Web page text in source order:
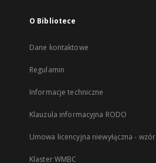
O Bibliotece
Dane kontaktowe
Regulamin
Informacje techniczne
Klauzula informacyjna RODO
Umowa licencyjna niewyłączna - wzór
Klaster WMBC